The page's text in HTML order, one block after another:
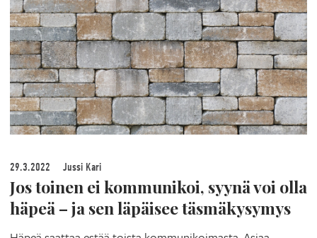
29.3.2022 Jussi Kari
Jos toinen ei kommunikoi, syynä voi olla
häpeä – ja sen läpäisee täsmäkysymys